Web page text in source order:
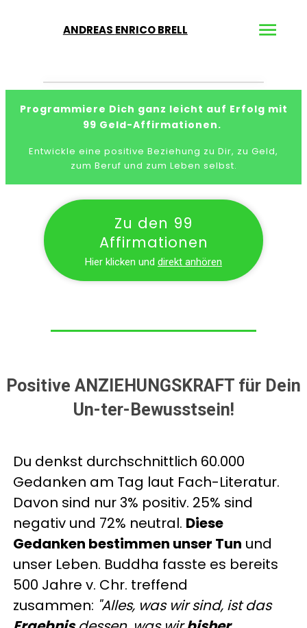
ANDREAS ENRICO BRELL
Programmiere Dich ganz leicht auf Erfolg mit
99 Geld-Affirmationen.
Entwickle eine positive Beziehung zu Dir, zu Geld,
zum Beruf und zum Leben selbst.
Zu den 99
Affirmationen
Hier klicken und direkt anhören
Positive ANZIEHUNGSKRAFT für Dein
Un-ter-Bewusstsein!
Du denkst durchschnittlich 60.000
Gedanken am Tag laut Fach-Literatur.
Davon sind nur 3% positiv. 25% sind
negativ und 72% neutral. Diese
Gedanken bestimmen unser Tun und
unser Leben. Buddha fasste es bereits
500 Jahre v. Chr. treffend
zusammen: "Alles, was wir sind, ist das